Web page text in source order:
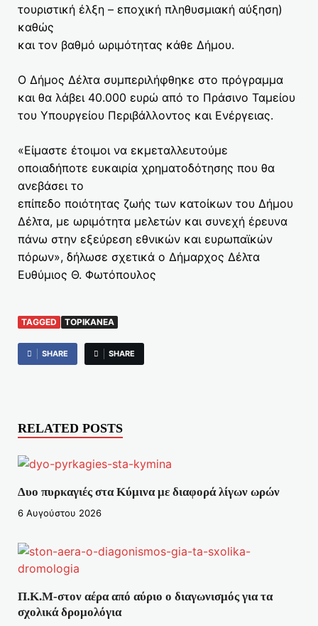
τουριστική έλξη – εποχική πληθυσμιακή αύξηση)
καθώς
και τον βαθμό ωριμότητας κάθε Δήμου.
Ο Δήμος Δέλτα συμπεριλήφθηκε στο πρόγραμμα
και θα λάβει 40.000 ευρώ από το Πράσινο Ταμείου
του Υπουργείου Περιβάλλοντος και Ενέργειας.
«Είμαστε έτοιμοι να εκμεταλλευτούμε
οποιαδήποτε ευκαιρία χρηματοδότησης που θα
ανεβάσει το
επίπεδο ποιότητας ζωής των κατοίκων του Δήμου
Δέλτα, με ωριμότητα μελετών και συνεχή έρευνα
πάνω στην εξεύρεση εθνικών και ευρωπαϊκών
πόρων», δήλωσε σχετικά ο Δήμαρχος Δέλτα
Ευθύμιος Θ. Φωτόπουλος
TAGGED TOPIKANEA
SHARE SHARE
RELATED POSTS
Δυο πυρκαγιές στα Κύμινα με διαφορά λίγων ωρών
6 Αυγούστου 2026
Π.Κ.Μ-στον αέρα από αύριο ο διαγωνισμός για τα
σχολικά δρομολόγια